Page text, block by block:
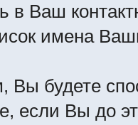
в Ваш
имена
Вы будете
если Вы до